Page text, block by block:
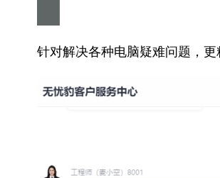
针对解决各种电脑疑难问题，